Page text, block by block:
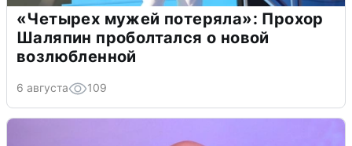
«Четырех мужей потеряла»: Прохор
Шаляпин проболтался о новой
возлюбленной
6 августа 109